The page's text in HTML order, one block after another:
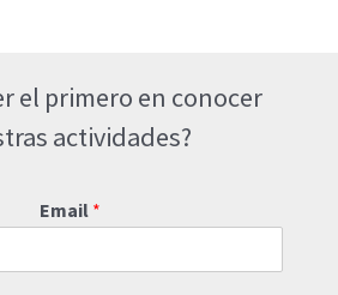
el primero en conocer
actividades?
Email *